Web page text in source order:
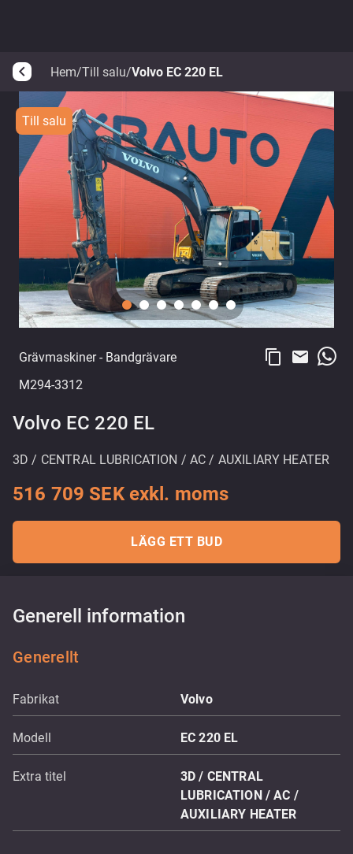
arrow_back_ios Hem/Till salu/Volvo EC 220 EL
Till salu
Grävmaskiner- Bandgrävare
M294-3312
content_copy email
Volvo EC 220 EL
3D / CENTRAL LUBRICATION / AC / AUXILIARY HEATER
516 709 SEK exkl. moms
LÄGG ETT BUD
Generell information
Generellt
Fabrikat Volvo
Modell EC 220 EL
Extra titel
3D / CENTRAL
LUBRICATION / AC /
AUXILIARY HEATER